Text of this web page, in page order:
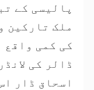
پالیسی کے
کی کمی واقع
ڈالر کی
اسحاق ڈار